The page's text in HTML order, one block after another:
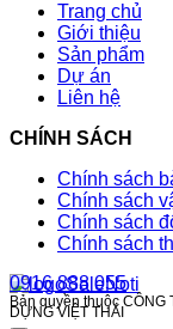
Trang chủ
Giới thiệu
Sản phẩm
Dự án
Liên hệ
CHÍNH SÁCH
Chính sách
Chính sách
Chính sách
Chính sách
0916 888 055
Bản quyền thuộc
DỰNG VIỆT THÁI